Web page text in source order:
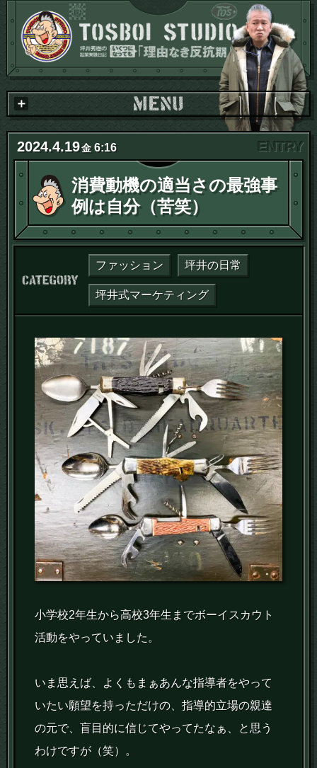
2024.4.19金6:16
消費動機の適当さの最強事
例は自分（苦笑）
カテゴリー：
ファッション 坪井の日常
坪井式マーケティング
小学校2年生から高校3年生までボーイスカウト
活動をやっていました。
いま思えば、よくもまぁあんな指導者をやって
いたい願望を持っただけの、指導的立場の親達
の元で、盲目的に信じてやってたなぁ、と思う
わけですが（笑）。